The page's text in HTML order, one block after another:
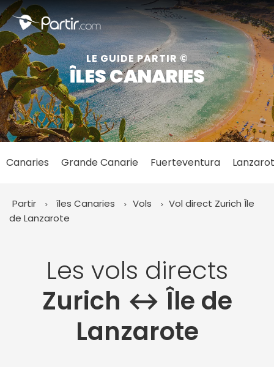
LE GUIDE PARTIR ©
ÎLES CANARIES
Canaries Grande Canarie Fuerteventura
Partir îles Canaries Vols Vol direct Zurich Île
de Lanzarote
Les vols directs
Zurich ↔︎ Île de
Lanzarote
Fermer
📍 Destinations populaires
☀️ Où partir par mois
Juillet
Août Septembre
Octobre